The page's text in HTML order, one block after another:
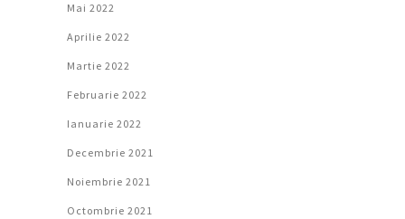
Mai 2022
Aprilie 2022
Martie 2022
Februarie 2022
Ianuarie 2022
Decembrie 2021
Noiembrie 2021
Octombrie 2021